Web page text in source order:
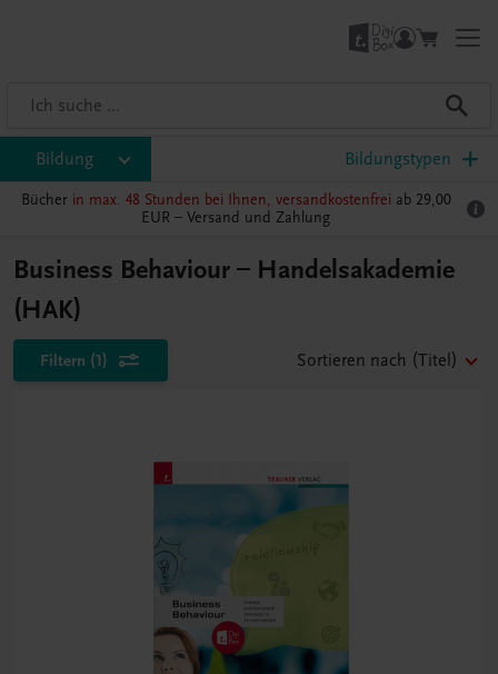
Bildung Bildungstypen
Bücher in max. 48 Stunden bei Ihnen, versandkostenfrei ab 29,00
EUR – Versand und Zahlung
Business Behaviour – Handelsakademie
(HAK)
Filtern (1) Sortieren nach (Titel)